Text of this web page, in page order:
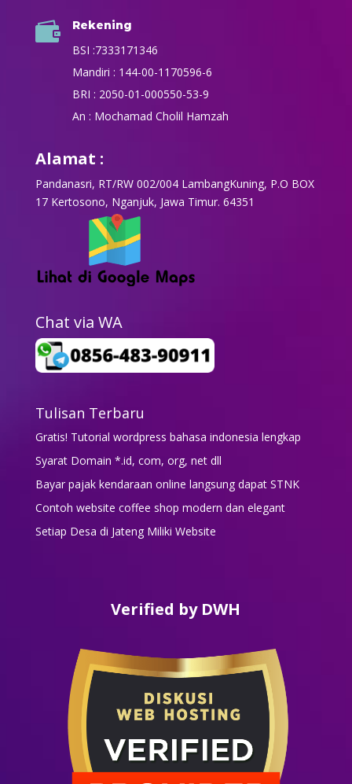
 Rekening
BSI :7333171346
Mandiri : 144-00-1170596-6
BRI : 2050-01-000550-53-9
An : Mochamad Cholil Hamzah
Alamat :
Pandanasri, RT/RW 002/004 LambangKuning, P.O BOX
17 Kertosono, Nganjuk, Jawa Timur. 64351
Chat via WA
Tulisan Terbaru
Gratis! Tutorial wordpress bahasa indonesia lengkap
Syarat Domain *.id, com, org, net dll
Bayar pajak kendaraan online langsung dapat STNK
Contoh website coffee shop modern dan elegant
Setiap Desa di Jateng Miliki Website
Verified by DWH